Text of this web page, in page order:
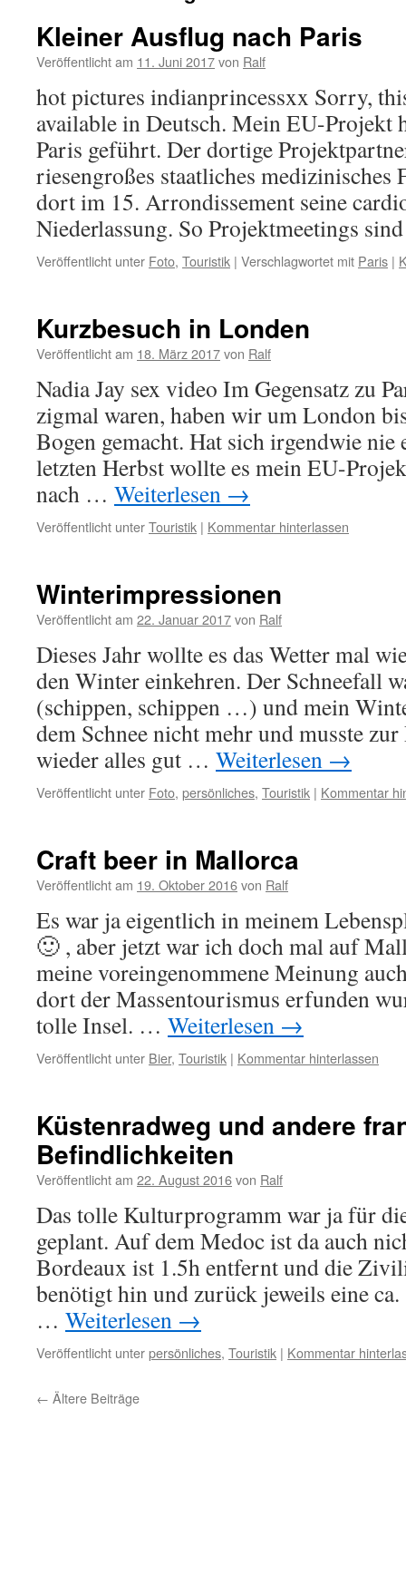
Kleiner Ausflug nach Paris
Veröffentlicht am 11. Juni 2017von Ralf
hot pictures indianprincessxx Sorry,
available in Deutsch. Mein EU-Projekt
Paris geführt. Der dortige
riesengroßes staatliches medizinisches
dort im 15. Arrondissement seine
Niederlassung. So Projektmeetings
Veröffentlicht unter Foto, Touristik | Verschlagwortet mit Paris |
Kurzbesuch in Londen
Veröffentlicht am 18. März 2017von Ralf
Nadia Jay sex video Im Gegensatz zu
zigmal waren, haben wir um London
Bogen gemacht. Hat sich irgendwie nie
letzten Herbst wollte es mein EU-
nach … Weiterlesen →
Veröffentlicht unterTouristik | Kommentar hinterlassen
Winterimpressionen
Veröffentlicht am 22. Januar 2017von Ralf
Dieses Jahr wollte es das Wetter mal
den Winter einkehren. Der Schneefall
(schippen, schippen …) und mein
dem Schnee nicht mehr und musste
wieder alles gut … Weiterlesen →
Veröffentlicht unter Foto, persönliches, Touristik | Kommentar
Craft beer in Mallorca
Veröffentlicht am 19. Oktober 2016von Ralf
Es war ja eigentlich in meinem
🙂 , aber jetzt war ich doch mal auf
meine voreingenommene Meinung
dort der Massentourismus erfunden
tolle Insel. … Weiterlesen →
Veröffentlicht unter Bier, Touristik | Kommentar hinterlassen
Küstenradweg und andere
Befindlichkeiten
Veröffentlicht am 22. August 2016von Ralf
Das tolle Kulturprogramm war ja für
geplant. Auf dem Medoc ist da auch
Bordeaux ist 1.5h entfernt und die
benötigt hin und zurück jeweils eine
… Weiterlesen →
Veröffentlicht unterpersönliches, Touristik | Kommentar
← Ältere Beiträge